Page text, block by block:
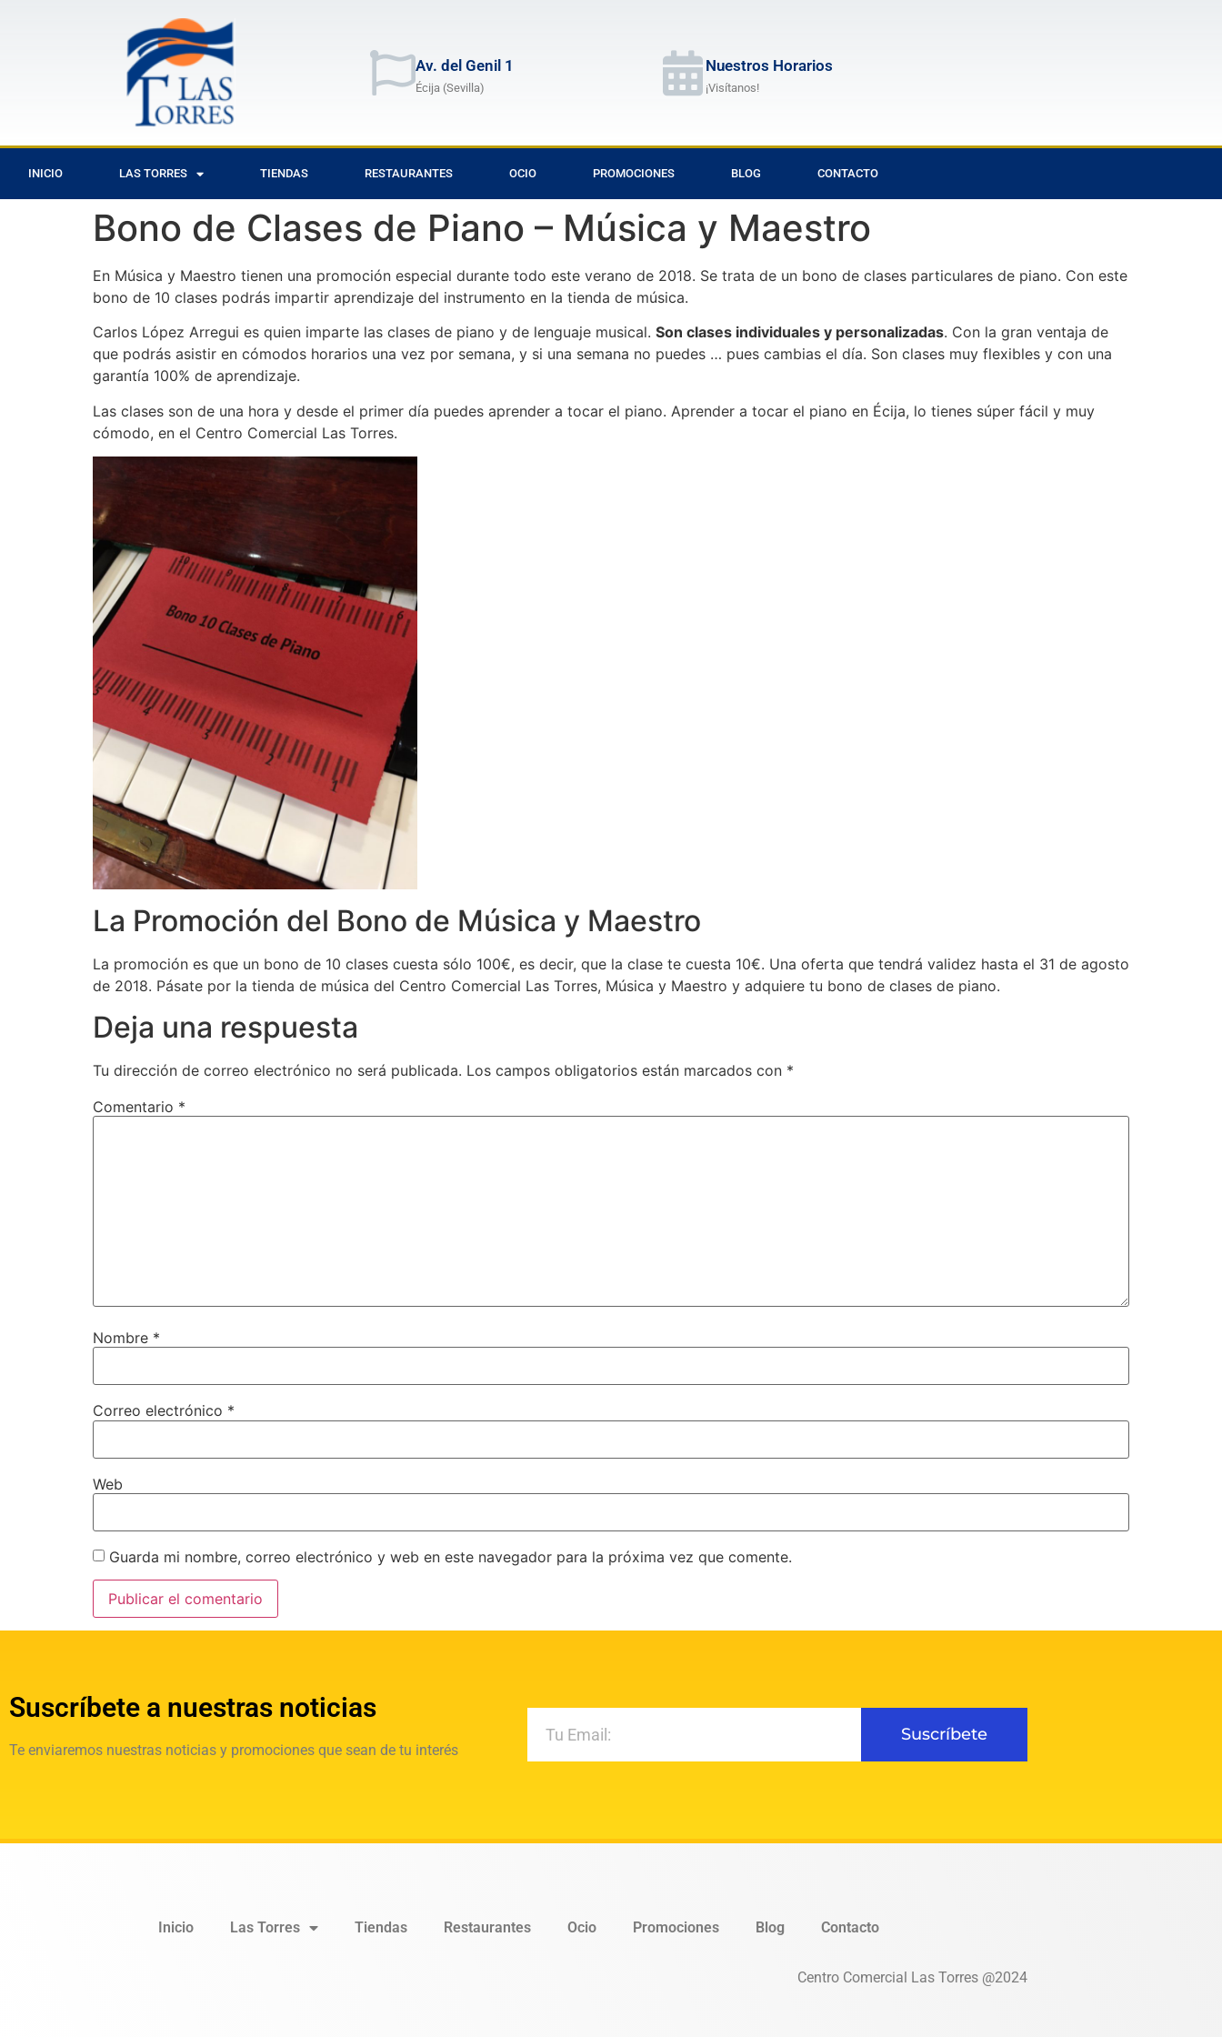
Av. del Genil 1
Écija (Sevilla)
Nuestros Horarios
¡Visítanos!
INICIO LAS TORRES TIENDAS RESTAURANTES OCIO PROMOCIONES BLOG CONTACTO
Bono de Clases de Piano – Música y Maestro
En Música y Maestro tienen una promoción especial durante todo este verano de 2018. Se trata de un bono de clases particulares de piano. Con este
bono de 10 clases podrás impartir aprendizaje del instrumento en la tienda de música.
Carlos López Arregui es quien imparte las clases de piano y de lenguaje musical. Son clases individuales y personalizadas. Con la gran ventaja de
que podrás asistir en cómodos horarios una vez por semana, y si una semana no puedes … pues cambias el día. Son clases muy flexibles y con una
garantía 100% de aprendizaje.
Las clases son de una hora y desde el primer día puedes aprender a tocar el piano. Aprender a tocar el piano en Écija, lo tienes súper fácil y muy
cómodo, en el Centro Comercial Las Torres.
La Promoción del Bono de Música y Maestro
La promoción es que un bono de 10 clases cuesta sólo 100€, es decir, que la clase te cuesta 10€. Una oferta que tendrá validez hasta el 31 de agosto
de 2018. Pásate por la tienda de música del Centro Comercial Las Torres, Música y Maestro y adquiere tu bono de clases de piano.
Deja una respuesta
Tu dirección de correo electrónico no será publicada. Los campos obligatorios están marcados con *
Comentario *
Nombre *
Correo electrónico *
Web
Guarda mi nombre, correo electrónico y web en este navegador para la próxima vez que comente.
Suscríbete a nuestras noticias
Te enviaremos nuestras noticias y promociones que sean de tu interés
Suscríbete
Inicio Las Torres Tiendas Restaurantes Ocio Promociones Blog Contacto
Centro Comercial Las Torres @2024